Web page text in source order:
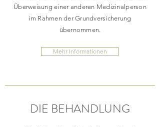
Überweisung einer anderen Medizinalperson
im Rahmen der Grundversicherung
übernommen.
Mehr Informationen
DIE BEHANDLUNG